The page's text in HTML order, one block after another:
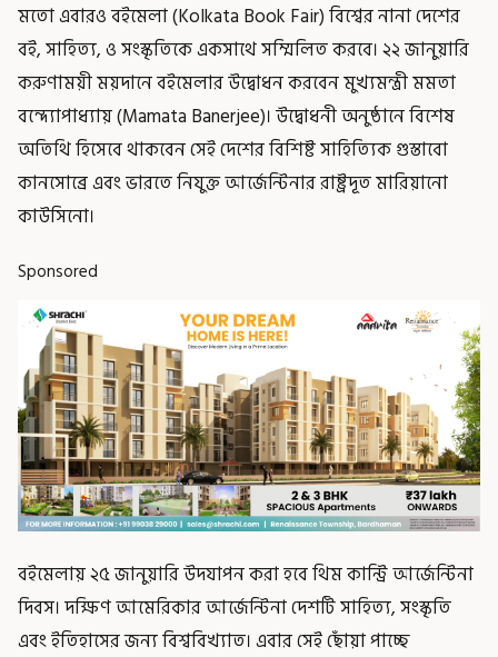
মতো এবারও বইমেলা (Kolkata Book Fair) বিশ্বের নানা দেশের
বই, সাহিত্য, ও সংস্কৃতিকে একসাথে সম্মিলিত করবে। ২২ জানুয়ারি
করুণাময়ী ময়দানে বইমেলার উদ্বোধন করবেন মুখ্যমন্ত্রী মমতা
বন্দ্যোপাধ্যায় (Mamata Banerjee)। উদ্বোধনী অনুষ্ঠানে বিশেষ
অতিথি হিসেবে থাকবেন সেই দেশের বিশিষ্ট সাহিত্যিক গুস্তাবো
কানসোব্রে এবং ভারতে নিযুক্ত আর্জেন্টিনার রাষ্ট্রদূত মারিয়ানো
কাউসিনো।
Sponsored
বইমেলায় ২৫ জানুয়ারি উদযাপন করা হবে থিম কান্ট্রি আর্জেন্টিনা
দিবস। দক্ষিণ আমেরিকার আর্জেন্টিনা দেশটি সাহিত্য, সংস্কৃতি
এবং ইতিহাসের জন্য বিশ্ববিখ্যাত। এবার সেই ছোঁয়া পাচ্ছে